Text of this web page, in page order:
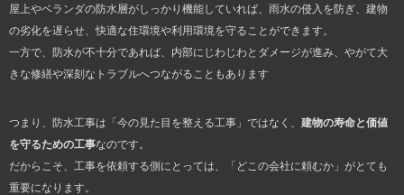
屋上やベランダの防水層がしっかり機能していれば、雨水の侵入を防ぎ、建物
の劣化を遅らせ、快適な住環境や利用環境を守ることができます。
一方で、防水が不十分であれば、内部にじわじわとダメージが進み、やがて大
きな修繕や深刻なトラブルへつながることもあります
つまり、防水工事は「今の見た目を整える工事」ではなく、 建物の寿命と価値
を守るための工事なのです。
だからこそ、工事を依頼する側にとっては、「どこの会社に頼むか」がとても
重要になります。